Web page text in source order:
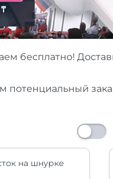
бесплатно!